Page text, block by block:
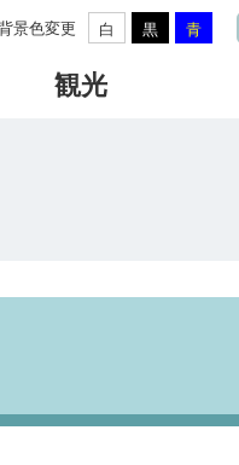
景色変更 白 黒 青
観光